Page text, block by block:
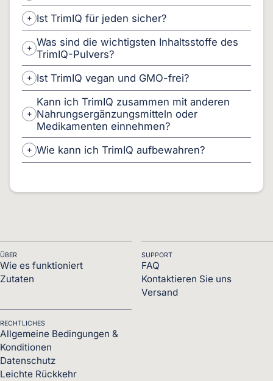
Ist TrimIQ für jeden sicher?
Was sind die wichtigsten Inhaltsstoffe des
TrimIQ-Pulvers?
Ist TrimIQ vegan und GMO-frei?
Kann ich TrimIQ zusammen mit anderen
Nahrungsergänzungsmitteln oder
Medikamenten einnehmen?
Wie kann ich TrimIQ aufbewahren?
ÜBER
Wie es funktioniert
Zutaten
SUPPORT
FAQ
Kontaktieren Sie uns
Versand
RECHTLICHES
Allgemeine Bedingungen &
Konditionen
Datenschutz
Leichte Rückkehr